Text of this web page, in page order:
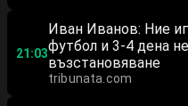
21:03
Иван Иванов: Ние
футбол и 3-4 дена
възстановяване
tribunata.com